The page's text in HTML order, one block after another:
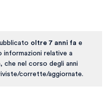
oltre 7 anni fa e
relative a
nel corso degli anni
corrette/aggiornate.